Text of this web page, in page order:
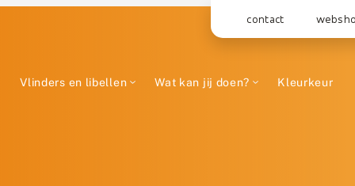
contact
Vlinders en libellen Wat kan jij doen? Kleurkeur